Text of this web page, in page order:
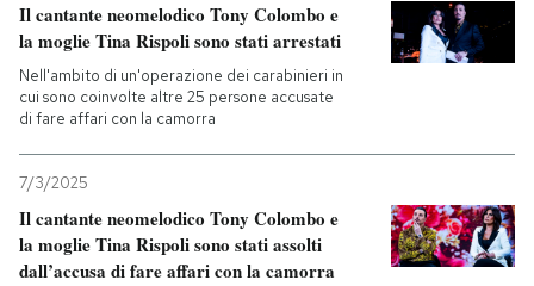
Il cantante neomelodico Tony Colombo e
la moglie Tina Rispoli sono stati arrestati
Nell'ambito di un'operazione dei carabinieri in
cui sono coinvolte altre 25 persone accusate
di fare affari con la camorra
7/3/2025
Il cantante neomelodico Tony Colombo e
la moglie Tina Rispoli sono stati assolti
dall’accusa di fare affari con la camorra